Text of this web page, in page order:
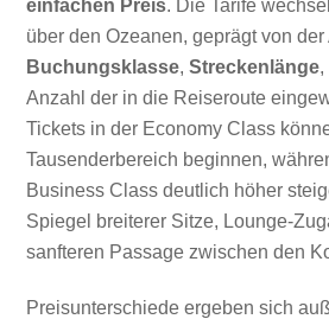
einfachen Preis. Die Tarife
über den Ozeanen, geprägt von
Buchungsklasse,Streckenlänge,
Anzahl der in die Reiseroute
Tickets in der Economy Class
Tausenderbereich beginnen,
Business Class deutlich höher
Spiegel breiterer Sitze, Lounge-
sanfteren Passage zwischen den
Preisunterschiede ergeben sich